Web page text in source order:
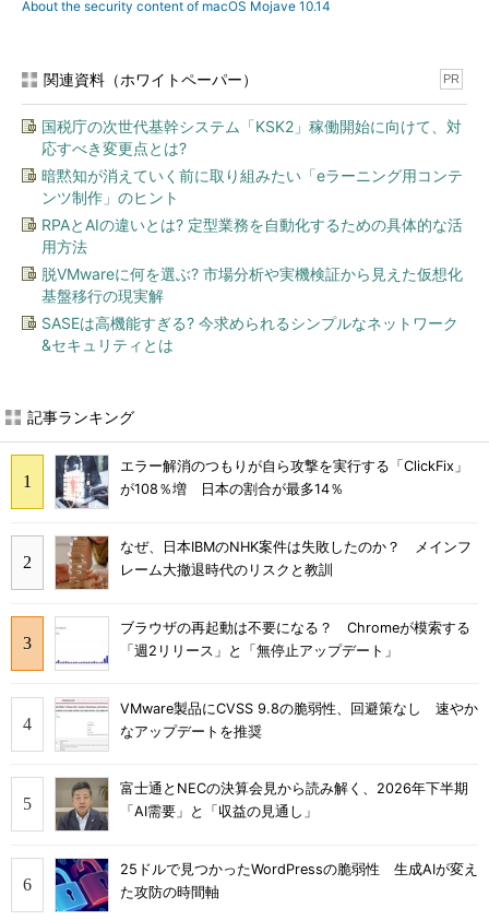
About the security content of macOS Mojave 10.14
関連資料（ホワイトペーパー） PR
国税庁の次世代基幹システム「KSK2」稼働開始に向けて、対
応すべき変更点とは?
暗黙知が消えていく前に取り組みたい「eラーニング用コンテ
ンツ制作」のヒント
RPAとAIの違いとは? 定型業務を自動化するための具体的な活
用方法
脱VMwareに何を選ぶ? 市場分析や実機検証から見えた仮想化
基盤移行の現実解
SASEは高機能すぎる? 今求められるシンプルなネットワーク
&セキュリティとは
記事ランキング
エラー解消のつもりが自ら攻撃を実行する「ClickFix」
が108％増 日本の割合が最多14％
なぜ、日本IBMのNHK案件は失敗したのか？ メインフ
レーム大撤退時代のリスクと教訓
ブラウザの再起動は不要になる？ Chromeが模索する
「週2リリース」と「無停止アップデート」
VMware製品にCVSS 9.8の脆弱性、回避策なし 速やか
なアップデートを推奨
富士通とNECの決算会見から読み解く、2026年下半期
「AI需要」と「収益の見通し」
25ドルで見つかったWordPressの脆弱性 生成AIが変え
た攻防の時間軸